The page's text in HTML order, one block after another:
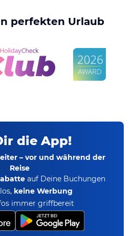
perfekten Urlaub
die App!
– vor und während der
Reise
auf Deine Buchungen
keine Werbung
immer griffbereit